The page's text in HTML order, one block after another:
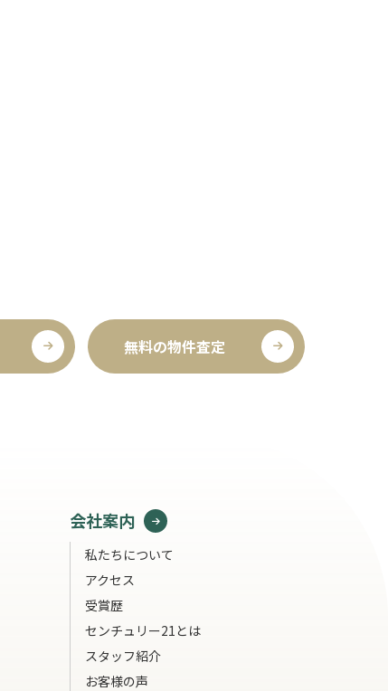
無料の物件査定
会社案内
私たちについて
アクセス
受賞歴
センチュリー21とは
スタッフ紹介
お客様の声